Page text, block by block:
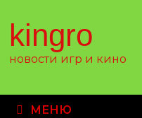
содержимому
kingro
новости игр и кино
МЕНЮ